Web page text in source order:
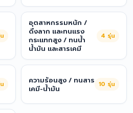
อุตสาหกรรมหนัก /
ดึงลาก และทนแรง
กระแทกสูง / ทนน้ำ
น้ำมัน และสารเคมี
4 รุ่น
ความร้อนสูง / ทนสาร
เคมี-น้ำมัน
10 รุ่น